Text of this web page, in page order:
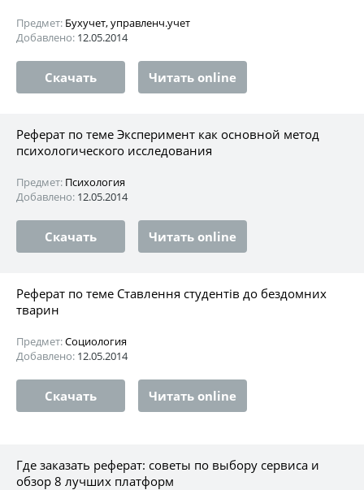
Предмет: Бухучет, управленч.учет
Добавлено: 12.05.2014
Скачать Читать online
Реферат по теме Эксперимент как основной метод
психологического исследования
Предмет: Психология
Добавлено: 12.05.2014
Скачать Читать online
Реферат по теме Ставлення студентів до бездомних
тварин
Предмет:Социология
Добавлено: 12.05.2014
Скачать Читать online
Где заказать реферат: советы по выбору сервиса и
обзор 8 лучших платформ